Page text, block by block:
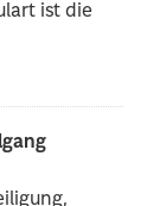
ist die